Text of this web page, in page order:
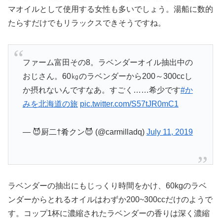
マオイルとして使用する女性も多いでしょう。湯船に数的
たらすだけでもリラックスできそうですね。
ファーム富田その8。ラベンダーオイル抽出中の
おじさん。60㎏のラベンダーから200～300ccし
か摂れないんですなあ。すごく……希少です#か
みを北海道の旅 pic.twitter.com/S57tJR0mC1
— 😈厨二†肴クン😈 (@carmilladq) July 11, 2019
ラベンダーの抽出にもじっくり時間をかけ、60kgのラベ
ンダーからとれるオイルはわずか200~300ccだけのようで
す。コップ1杯に濃縮されたラベンダーの香りは深く濃縮